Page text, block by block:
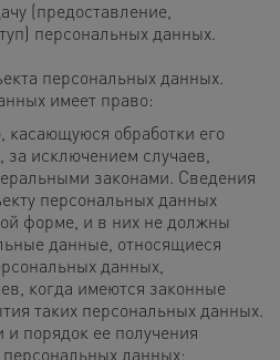
(предоставление,
персональных данных.
персональных данных.
имеет право:
обработки его
исключением случаев,
законами. Сведения
персональных данных
форме, и в них не должны
данные, относящиеся
данных,
когда имеются законные
таких персональных данных.
порядок ее получения
данных;